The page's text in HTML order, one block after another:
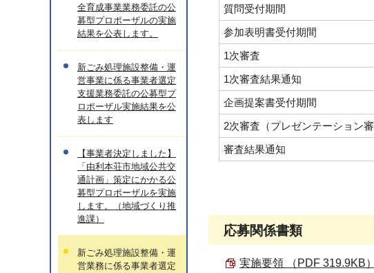
質問受付期間
参加表明書受付期間
1次審査
1次審査結果通知
企画提案書受付期間
2次審査（プレゼンテーション審
審査結果通知
応募関係書類
実施要領 （PDF 319.9KB）
全育成事業業務委託の公
募型プロポーザルの実施
結果を公表します。
新ごみ処理施設整備・運
営事業に係る事業者選定
支援業務委託の公募型プ
ロポーザル実施結果を公
表します
【事業者決定しました】
「由利本荘市地域公共交
通計画」策定にかかる公
募型プロポーザルを実施
します。（地域づくり推
進課）
新ごみ処理施設整備・運
営業務に係る事業者選定